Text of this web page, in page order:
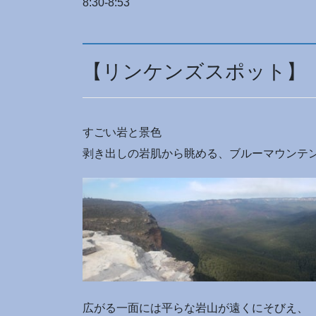
8:30-8:53
【リンケンズスポット】
すごい岩と景色
剥き出しの岩肌から眺める、ブルーマウンテ
広がる一面には平らな岩山が遠くにそびえ、